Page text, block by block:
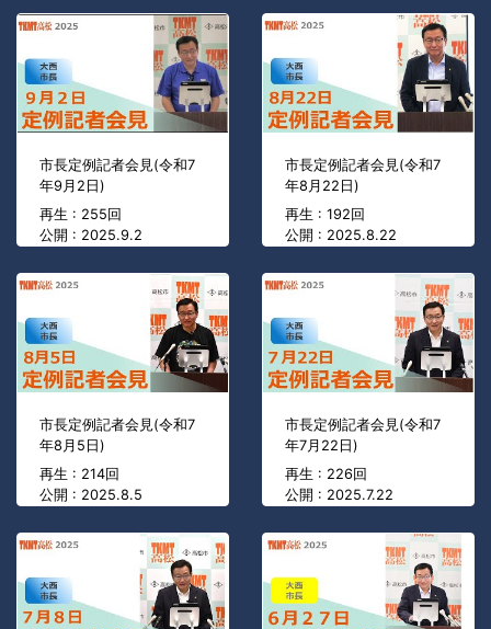
市長定例記者会見(令和7
年9月2日)
再生 : 255回
公開 : 2025.9.2
市長定例記者会見(令和7
年8月22日)
再生 : 192回
公開 : 2025.8.22
市長定例記者会見(令和7
年8月5日)
再生 : 214回
公開 : 2025.8.5
市長定例記者会見(令和7
年7月22日)
再生 : 226回
公開 : 2025.7.22